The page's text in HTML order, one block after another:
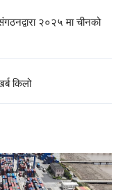
२०२५ मा चीनको
किलो